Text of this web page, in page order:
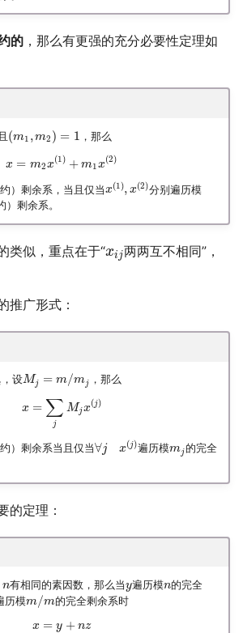
的 ，那么有更强的充分必要性定理如
(m1 , m2 ) = 1 ，那么
x = m2x(1) + m1x(2)
）剩余系，当且仅当x(1), x(2)分别遍历模
）剩余系。
类似，重点在于“xij两两互不相同”，
推广形式：
，设Mj = m/mj ，那么
x = ∑
j
Mjx(j)
）剩余系当且仅当∀j x(j)遍历模mj 的完全
的定理：
n有相同的素因数，那么当y遍历模n的完全
历模m/m的完全剩余系时
x = y + nz